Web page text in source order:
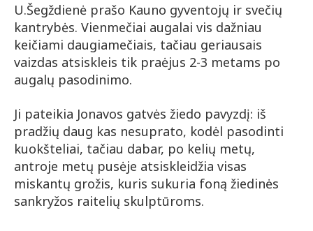
U.Šegždienė prašo Kauno gyventojų ir svečių
kantrybės. Vienmečiai augalai vis dažniau
keičiami daugiamečiais, tačiau geriausais
vaizdas atsiskleis tik praėjus 2-3 metams po
augalų pasodinimo.
Ji pateikia Jonavos gatvės žiedo pavyzdį: iš
pradžių daug kas nesuprato, kodėl pasodinti
kuokšteliai, tačiau dabar, po kelių metų,
antroje metų pusėje atsiskleidžia visas
miskantų grožis, kuris sukuria foną žiedinės
sankryžos raitelių skulptūroms.